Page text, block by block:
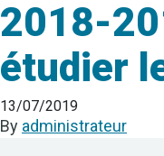
2018-
étudier
13/07/2019
By administrateur